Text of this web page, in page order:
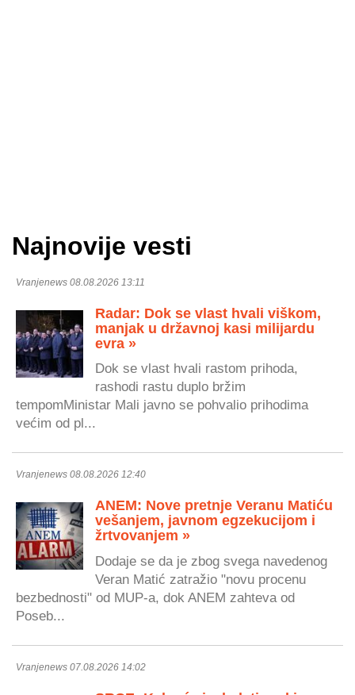
Najnovije vesti
Vranjenews 08.08.2026 13:11
Radar: Dok se vlast hvali viškom,
manjak u državnoj kasi milijardu
evra »
Dok se vlast hvali rastom prihoda,
rashodi rastu duplo bržim
tempomMinistar Mali javno se pohvalio prihodima
većim od pl...
Vranjenews 08.08.2026 12:40
ANEM: Nove pretnje Veranu Matiću
vešanjem, javnom egzekucijom i
žrtvovanjem »
Dodaje se da je zbog svega navedenog
Veran Matić zatražio "novu procenu
bezbednosti" od MUP-a, dok ANEM zahteva od
Poseb...
Vranjenews 07.08.2026 14:02